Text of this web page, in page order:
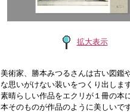
拡大表示
美術家、勝本みつるさんは古い図鑑
な思いがけない装いをつくり出しま
素晴らしい作品をエクリが１冊の本
本そのものが作品のように美しいで